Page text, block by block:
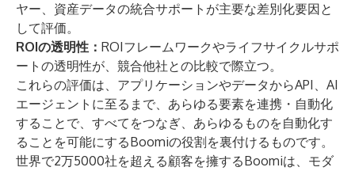
ヤー、資産データの統合サポートが主要な差別化要因と
して評価。
ROIの透明性： ROIフレームワークやライフサイクルサポ
ートの透明性が、競合他社との比較で際立つ。
これらの評価は、アプリケーションやデータからAPI、AI
エージェントに至るまで、あらゆる要素を連携・自動化
することで、すべてをつなぎ、あらゆるものを自動化す
ることを可能にするBoomiの役割を裏付けるものです。
世界で2万5000社を超える顧客を擁するBoomiは、モダ